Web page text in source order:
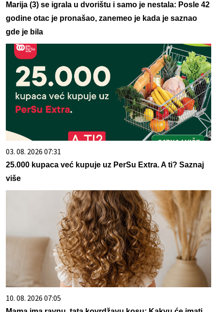
Marija (3) se igrala u dvorištu i samo je nestala: Posle 42
godine otac je pronašao, zanemeo je kada je saznao
gde je bila
03. 08. 2026 07:31
25.000 kupaca već kupuje uz PerSu Extra. A ti? Saznaj
više
10. 08. 2026 07:05